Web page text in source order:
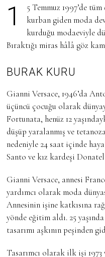
15 Temmuz 1997’de tüm dünyayı sarsan bir cinayete
kurban giden moda
kurduğu modaeviyle
Bıraktığı miras hâlâ göz
BURAK KURU
Gianni Versace, 1946’da
üçüncü çocuğu olarak
Fortunata, henüz 12
düşüp yaralanmış ve
nedeniyle 24 saat içinde
Santo ve kız kardeşi
Gianni Versace, annesi
yardımcı olarak moda
Annesinin işine katkısına
yönde eğitim aldı. 25
tasarımı aşkının peşinden
Tasarımcı olarak ilk işi 1973